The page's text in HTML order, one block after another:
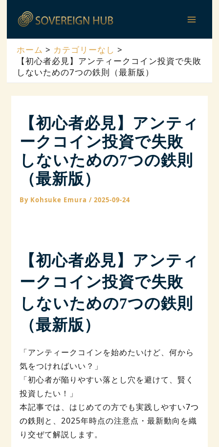
を
プ
ホーム
カテゴリーなし
【初心者必見】アンティークコイン投資で失敗
しないための7つの鉄則（最新版）
【初心者必見】アンティ
ークコイン投資で失敗
しないための7つの鉄則
（最新版）
By Kohsuke Emura/2025-09-24
【初心者必見】アンティ
ークコイン投資で失敗
しないための7つの鉄則
（最新版）
「アンティークコインを始めたいけど、何から
気をつければいい？」
「初心者が陥りやすい落とし穴を避けて、賢く
投資したい！」
本記事では、はじめての方でも実践しやすい7つ
の鉄則と、2025年時点の注意点・最新動向を織
り交ぜて解説します。
稿
ナ
ビ
ー
シ